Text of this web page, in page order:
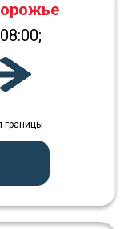
границы